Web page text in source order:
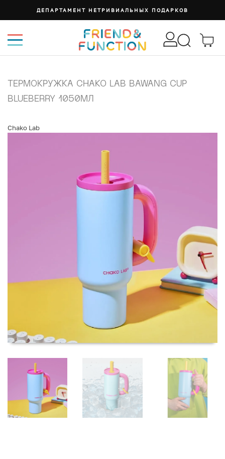
ДЕПАРТАМЕНТ НЕТРИВИАЛЬНЫХ ПОДАРКОВ
ТЕРМОКРУЖКА CHAKO LAB BAWANG CUP
BLUEBERRY 1050МЛ
Chako Lab